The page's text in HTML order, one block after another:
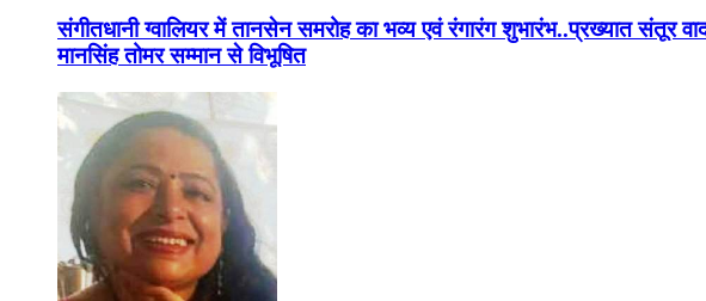
संगीतधानी ग्वालियर में तानसेन समरोह का भव्य एवं रंगारंग शुभारंभ..प्रख्यात संतूर
मानसिंह तोमर सम्मान से विभूषित